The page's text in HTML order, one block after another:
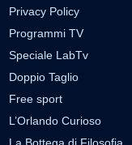
Privacy Policy
Programmi TV
Speciale LabTv
Doppio Taglio
Free sport
L’Orlando Curioso
La Bottega di Filosofia